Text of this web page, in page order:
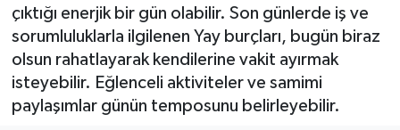
çıktığı enerjik bir gün olabilir. Son günlerde iş ve
sorumluluklarla ilgilenen Yay burçları, bugün biraz
olsun rahatlayarak kendilerine vakit ayırmak
isteyebilir. Eğlenceli aktiviteler ve samimi
paylaşımlar günün temposunu belirleyebilir.
Magazin
Ekonomi
Spor
Tüm Manşetler
Son Dakika Haberleri
Haber Arşivi